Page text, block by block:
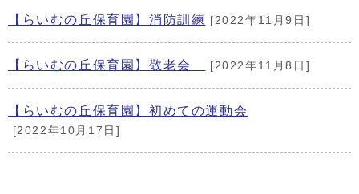
【らいむの丘保育園】消防訓練 [2022年11月9日]
【らいむの丘保育園】敬老会 [2022年11月8日]
【らいむの丘保育園】初めての運動会
[2022年10月17日]